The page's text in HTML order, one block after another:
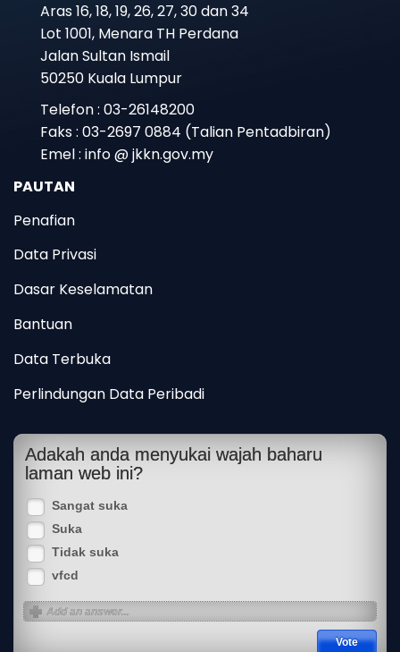
Aras 16, 18, 19, 26, 27, 30 dan 34
Lot 1001, Menara TH Perdana
Jalan Sultan Ismail
50250 Kuala Lumpur
Telefon : 03-26148200
Faks : 03-2697 0884 (Talian Pentadbiran)
Emel : info @ jkkn.gov.my
PAUTAN
Penafian
Data Privasi
Dasar Keselamatan
Bantuan
Data Terbuka
Perlindungan Data Peribadi
Adakah anda menyukai wajah baharu
laman web ini?
Sangat suka
Suka
Tidak suka
vfcd